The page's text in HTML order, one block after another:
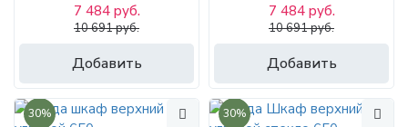
Добавить
7 484 руб.
10 691 руб.
Добавить
7 484 руб.
10 691 руб.
30% 30%